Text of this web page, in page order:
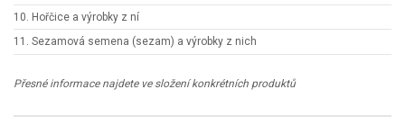
10. Hořčice a výrobky z ní
11. Sezamová semena (sezam) a výrobky z nich
Přesné informace najdete ve složení konkrétních produktů